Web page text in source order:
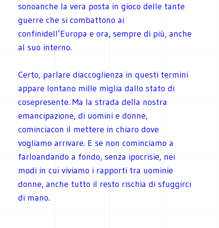
sonoanche la vera posta in gioco delle tante
guerre che si combattono ai
confinidell’Europa e ora, sempre di più, anche
al suo interno.
Certo, parlare diaccoglienza in questi termini
appare lontano mille miglia dallo stato di
cosepresente. Ma la strada della nostra
emancipazione, di uomini e donne,
cominciacon il mettere in chiaro dove
vogliamo arrivare. E se non cominciamo a
farloandando a fondo, senza ipocrisie, nei
modi in cui viviamo i rapporti tra uominie
donne, anche tutto il resto rischia di sfuggirci
di mano.